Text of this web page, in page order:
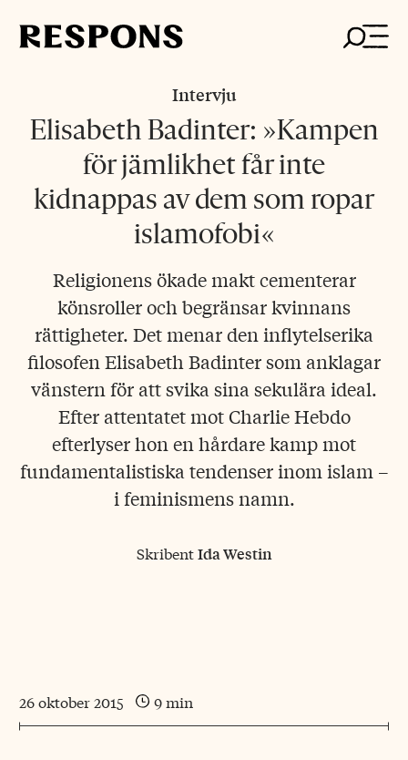
Intervju
Elisabeth Badinter: »Kampen
för jämlikhet får inte
kidnappas av dem som ropar
islamofobi«
Religionens ökade makt cementerar
könsroller och begränsar kvinnans
rättigheter. Det menar den inflytelserika
filosofen Elisabeth Badinter som anklagar
vänstern för att svika sina sekulära ideal.
Efter attentatet mot Charlie Hebdo
efterlyser hon en hårdare kamp mot
fundamentalistiska tendenser inom islam –
i feminismens namn.
SkribentIda Westin
26 oktober 2015 9 min